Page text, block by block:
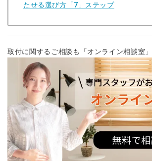
たせる選び方「7」ステップ
取付に関するご相談も「オンライン相談室」